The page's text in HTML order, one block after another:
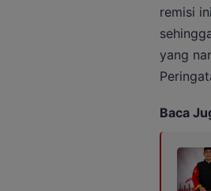
remisi
yang
Baca